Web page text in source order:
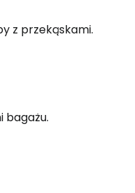
z przekąskami.
bagażu.